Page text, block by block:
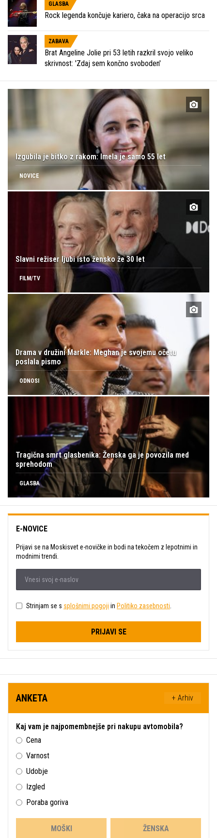
GLASBA
Rock legenda končuje kariero, čaka na operacijo srca
ZABAVA
Brat Angeline Jolie pri 53 letih razkril svojo veliko
skrivnost: 'Zdaj sem končno svoboden'
Izgubila je bitko z rakom: Imela je samo 55 let
NOVICE
Slavni režiser ljubi isto žensko že 30 let
FILM/TV
Drama v družini Markle: Meghan je svojemu očetu
poslala pismo
ODNOSI
Tragična smrt glasbenika: Ženska ga je povozila med
sprehodom
GLASBA
E-NOVICE
Prijavi se na Moskisvet e-novičke in bodi na tekočem z lepotnimi in
modnimi trendi.
Strinjam se s splošnimi pogoji in Politiko zasebnosti
PRIJAVI SE
ANKETA + Arhiv
Kaj vam je najpomembnejše pri nakupu avtomobila?
Cena
Varnost
Udobje
Izgled
Poraba goriva
MOŠKI ŽENSKA